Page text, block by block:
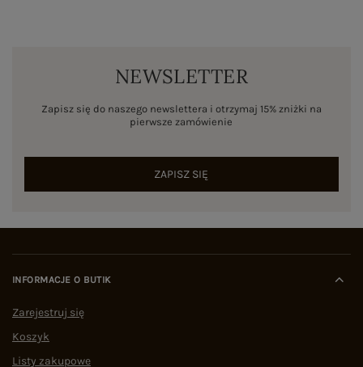
NEWSLETTER
Zapisz się do naszego newslettera i otrzymaj 15% zniżki na
pierwsze zamówienie
ZAPISZ SIĘ
INFORMACJE O BUTIK
Zarejestruj się
Koszyk
Listy zakupowe